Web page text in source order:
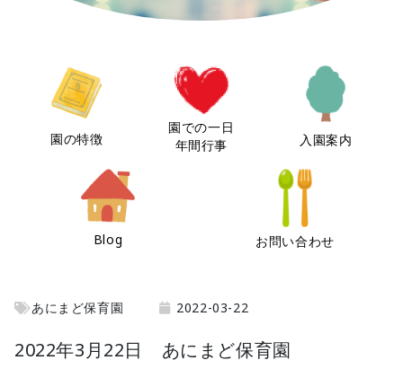
園の特徴
園での一日
年間行事
入園案内
Blog お問い合わせ
あにまど保育園 2022-03-22
2022年3月22日 あにまど保育園